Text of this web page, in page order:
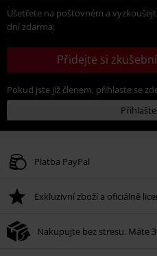
Ušetřete na poštovném a
dní zdarma:
Přidejte si
Pokud jste již členem, přihlaste se
Platba PayPal
Exkluzivní zboží a oficiálně
Nakupujte bez stresu. Máte